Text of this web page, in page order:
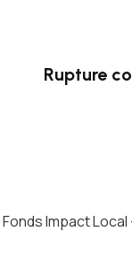
Rupture
Fonds Impact